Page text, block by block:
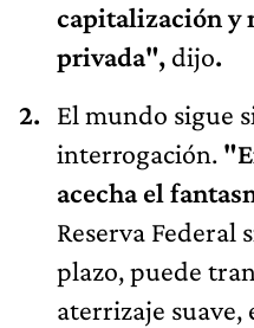
capitalización y
privada", dijo.
El mundo sigue
interrogación.
acecha el
Reserva Federal
plazo, puede
aterrizaje suave,